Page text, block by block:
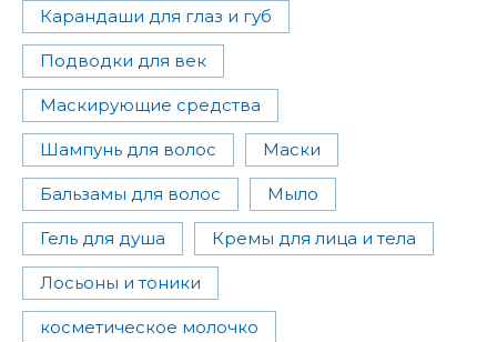
Карандаши для глаз и губ
Подводки для век
Маскирующие средства
Шампунь для волос Маски
Бальзамы для волос Мыло
Гель для душа Кремы для лица и тела
Лосьоны и тоники
косметическое молочко